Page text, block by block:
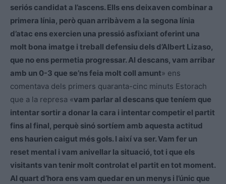
seriós candidat a l’ascens. Ells ens deixaven combinar a
primera línia, però quan arribàvem a la segona línia
d’atac ens exercien una pressió asfixiant oferint una
molt bona imatge i treball defensiu dels d’Albert Lizaso,
que no ens permetia progressar. Al descans, vam arribar
amb un 0-3 que se’ns feia molt coll amunt» ens
comentava dels primers quaranta-cinc minuts Estorach
que a la represa «vam parlar al descans que teníem que
intentar sortir a donar la cara i intentar competir el partit
fins al final, perquè sinó sortíem amb aquesta actitud
ens haurien caigut més gols. I així va ser. Vam fer un
reset mental i vam anivellar la situació, tot i que els
visitants van tenir molt controlat el partit en tot moment.
Al quart d’hora ens vam quedar en un menys i l’únic que